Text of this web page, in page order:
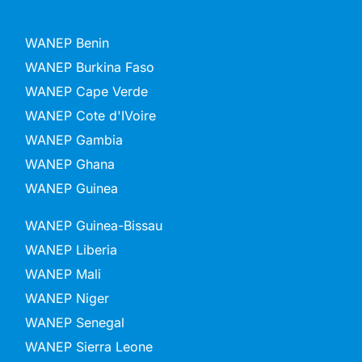
WANEP Benin
WANEP Burkina Faso
WANEP Cape Verde
WANEP Cote d'IVoire
WANEP Gambia
WANEP Ghana
WANEP Guinea
WANEP Guinea-Bissau
WANEP Liberia
WANEP Mali
WANEP Niger
WANEP Senegal
WANEP Sierra Leone